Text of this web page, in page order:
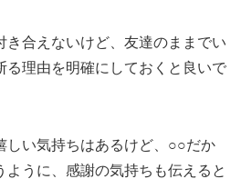
き合えないけど、友達のままでい
る理由を明確にしておくと良いで
しい気持ちはあるけど、○○だか
ように、感謝の気持ちも伝えると